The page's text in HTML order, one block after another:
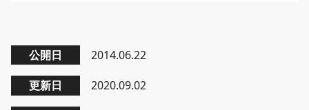
公開日 2014.06.22
更新日 2020.09.02